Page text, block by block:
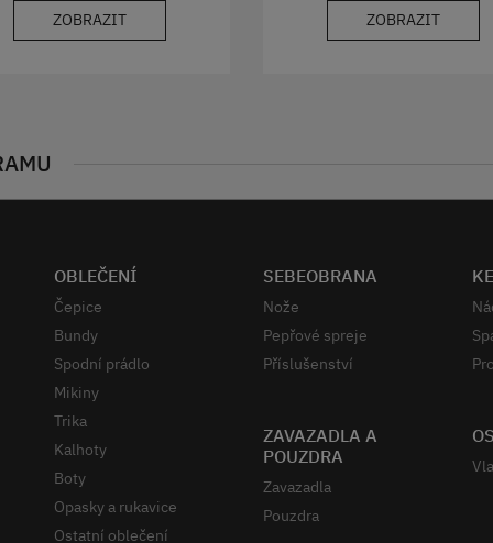
ZOBRAZIT ZOBRAZIT
OBLEČENÍ
Čepice
Bundy
Spodní prádlo
Mikiny
Trika
Kalhoty
Boty
Opasky a rukavice
Ostatní oblečení
SEBEOBRANA
Nože
Pepřové spreje
Příslušenství
ZAVAZADLA A
POUZDRA
Zavazadla
Pouzdra